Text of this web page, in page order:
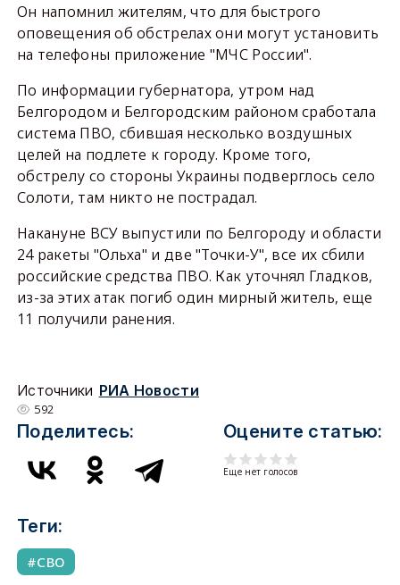
Он напомнил жителям, что для быстрого
оповещения об обстрелах они могут установить
на телефоны приложение "МЧС России".
По информации губернатора, утром над
Белгородом и Белгородским районом сработала
система ПВО, сбившая несколько воздушных
целей на подлете к городу. Кроме того,
обстрелу со стороны Украины подверглось село
Солоти, там никто не пострадал.
Накануне ВСУ выпустили по Белгороду и области
24 ракеты "Ольха" и две "Точки-У", все их сбили
российские средства ПВО. Как уточнял Гладков,
из-за этих атак погиб один мирный житель, еще
11 получили ранения.
Источники РИА Новости
592
Поделитесь: Оцените статью:
Еще нет голосов
Теги:
СВО